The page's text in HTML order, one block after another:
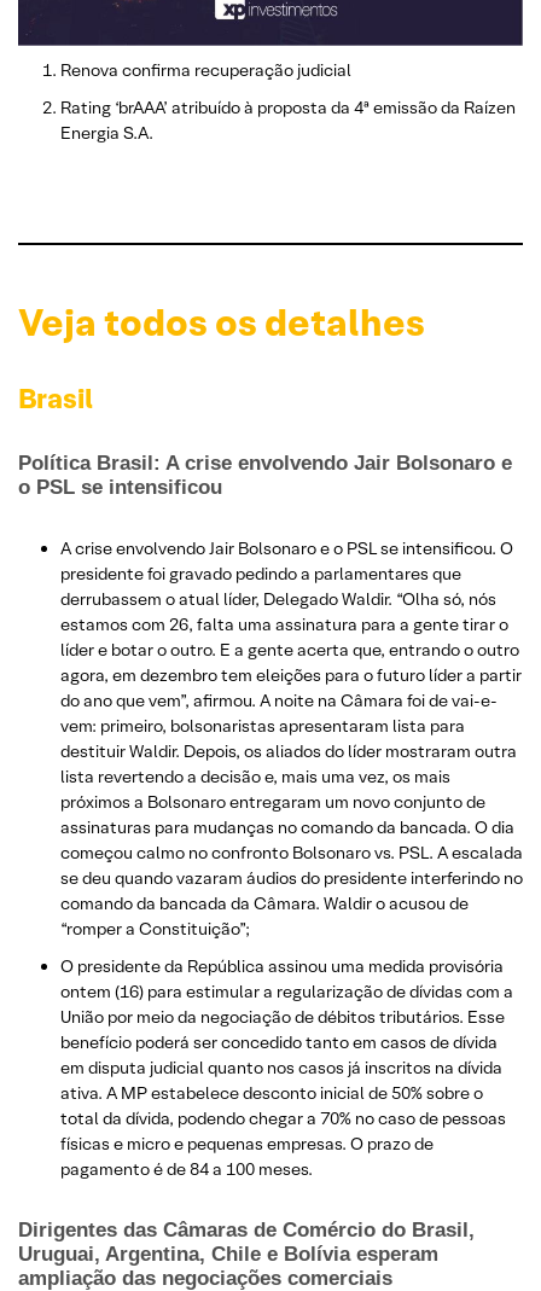
Renova confirma recuperação judicial
Rating ‘brAAA’ atribuído à proposta da 4ª emissão da Raízen
Energia S.A.
Veja todos os detalhes
Brasil
Política Brasil: A crise envolvendo Jair Bolsonaro e
o PSL se intensificou
A crise envolvendo Jair Bolsonaro e o PSL se intensificou. O
presidente foi gravado pedindo a parlamentares que
derrubassem o atual líder, Delegado Waldir. “Olha só, nós
estamos com 26, falta uma assinatura para a gente tirar o
líder e botar o outro. E a gente acerta que, entrando o outro
agora, em dezembro tem eleições para o futuro líder a partir
do ano que vem”, afirmou. A noite na Câmara foi de vai-e-
vem: primeiro, bolsonaristas apresentaram lista para
destituir Waldir. Depois, os aliados do líder mostraram outra
lista revertendo a decisão e, mais uma vez, os mais
próximos a Bolsonaro entregaram um novo conjunto de
assinaturas para mudanças no comando da bancada. O dia
começou calmo no confronto Bolsonaro vs. PSL. A escalada
se deu quando vazaram áudios do presidente interferindo no
comando da bancada da Câmara. Waldir o acusou de
“romper a Constituição”;
O presidente da República assinou uma medida provisória
ontem (16) para estimular a regularização de dívidas com a
União por meio da negociação de débitos tributários. Esse
benefício poderá ser concedido tanto em casos de dívida
em disputa judicial quanto nos casos já inscritos na dívida
ativa. A MP estabelece desconto inicial de 50% sobre o
total da dívida, podendo chegar a 70% no caso de pessoas
físicas e micro e pequenas empresas. O prazo de
pagamento é de 84 a 100 meses.
Dirigentes das Câmaras de Comércio do Brasil,
Uruguai, Argentina, Chile e Bolívia esperam
ampliação das negociações comerciais